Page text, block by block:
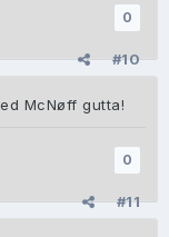
0
#10
McNøff gutta!
0
#11